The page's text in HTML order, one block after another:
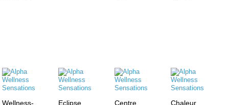
Wellness-
Eclipse
Centre
Chaleur